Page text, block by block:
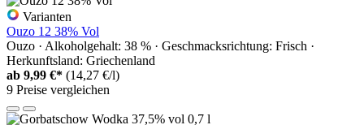
Varianten
Ouzo 12 38% Vol
Ouzo · Alkoholgehalt: 38 % · Geschmacksrichtung: Frisch ·
Herkunftsland: Griechenland
ab 9,99 €* (14,27 €/l)
9 Preise vergleichen